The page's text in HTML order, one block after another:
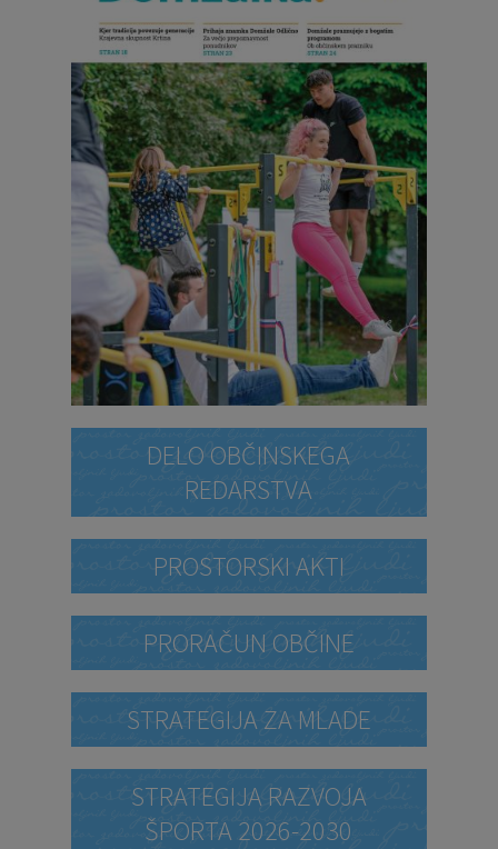
DELO OBČINSKEGA
REDARSTVA
PROSTORSKI AKTI
PRORAČUN OBČINE
STRATEGIJA ZA MLADE
STRATEGIJA RAZVOJA
ŠPORTA 2026-2030